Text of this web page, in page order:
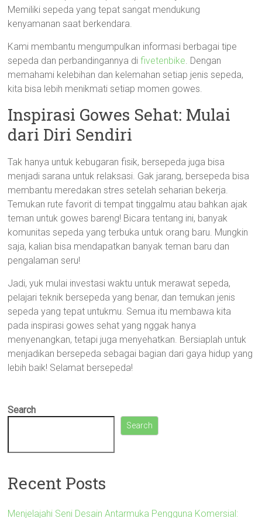
Memiliki sepeda yang tepat sangat mendukung
kenyamanan saat berkendara.
Kami membantu mengumpulkan informasi berbagai tipe
sepeda dan perbandingannya difivetenbike. Dengan
memahami kelebihan dan kelemahan setiap jenis sepeda,
kita bisa lebih menikmati setiap momen gowes.
Inspirasi Gowes Sehat: Mulai
dari Diri Sendiri
Tak hanya untuk kebugaran fisik, bersepeda juga bisa
menjadi sarana untuk relaksasi. Gak jarang, bersepeda bisa
membantu meredakan stres setelah seharian bekerja.
Temukan rute favorit di tempat tinggalmu atau bahkan ajak
teman untuk gowes bareng! Bicara tentang ini, banyak
komunitas sepeda yang terbuka untuk orang baru. Mungkin
saja, kalian bisa mendapatkan banyak teman baru dan
pengalaman seru!
Jadi, yuk mulai investasi waktu untuk merawat sepeda,
pelajari teknik bersepeda yang benar, dan temukan jenis
sepeda yang tepat untukmu. Semua itu membawa kita
pada inspirasi gowes sehat yang nggak hanya
menyenangkan, tetapi juga menyehatkan. Bersiaplah untuk
menjadikan bersepeda sebagai bagian dari gaya hidup yang
lebih baik! Selamat bersepeda!
Search
Search
Recent Posts
Menjelajahi Seni Desain Antarmuka Pengguna Komersial: